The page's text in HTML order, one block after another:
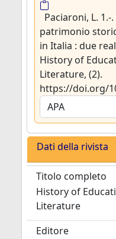
Paciaroni, L. 1.-
patrimonio
in Italia : due
History of
Literature, (2).
https://doi.org/
Dati della rivista
Titolo completo
History of
Literature
Editore